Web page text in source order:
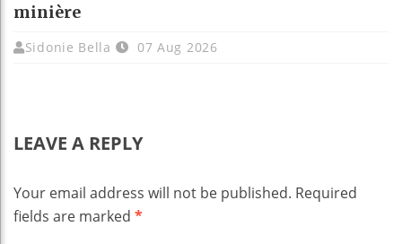
minière
Sidonie Bella 07 Aug 2026
LEAVE A REPLY
Your email address will not be published. Required
fields are marked *